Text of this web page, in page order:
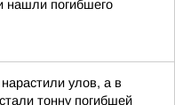
нашли погибшего
улов, а в
тонну погибшей